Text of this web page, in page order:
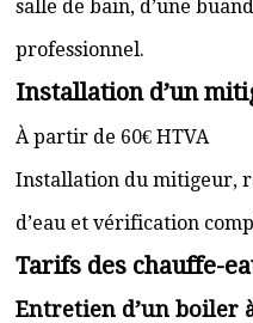
salle de bain, d’une
professionnel.
Installation d’un
À partir de 60€ HTVA
Installation du mitigeur,
d’eau et vérification
Tarifs des chauffe-
Entretien d’un boiler